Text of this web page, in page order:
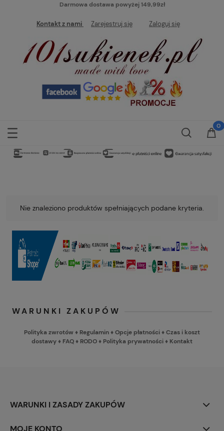
Darmowa dostawa powyżej 149,99zł
Kontakt z nami Zarejestruj się Zaloguj się
Nie znaleziono produktów spełniających podane kryteria.
WARUNKI ZAKUPÓW
Polityka zwrotów ♦ Regulamin♦Opcje płatności♦Czas i koszt
dostawy♦ FAQ♦ RODO♦ Polityka prywatności♦ Kontakt
WARUNKI I ZASADY ZAKUPÓW
MOJE KONTO